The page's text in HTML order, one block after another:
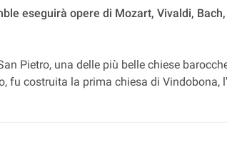
eseguirà opere di Mozart, Vivaldi,
Pietro, una delle più belle chiese
fu costruita la prima chiesa di Vindobona,